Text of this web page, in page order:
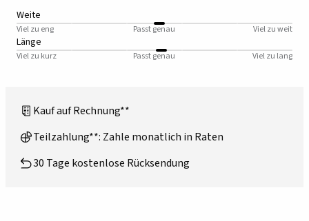
Weite
Viel zu eng Passt genau Viel zu weit
Länge
Viel zu kurz Passt genau Viel zu lang
Kauf auf Rechnung**
Teilzahlung**: Zahle monatlich in Raten
30 Tage kostenlose Rücksendung